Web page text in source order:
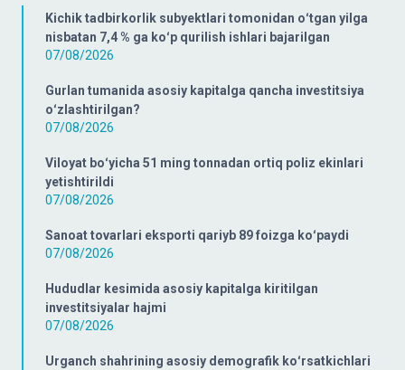
Kichik tadbirkorlik subyektlari tomonidan oʻtgan yilga
nisbatan 7,4 % ga koʻp qurilish ishlari bajarilgan
07/08/2026
Gurlan tumanida asosiy kapitalga qancha investitsiya
oʻzlashtirilgan?
07/08/2026
Viloyat boʻyicha 51 ming tonnadan ortiq poliz ekinlari
yetishtirildi
07/08/2026
Sanoat tovarlari eksporti qariyb 89 foizga koʻpaydi
07/08/2026
Hududlar kesimida asosiy kapitalga kiritilgan
investitsiyalar hajmi
07/08/2026
Urganch shahrining asosiy demografik koʻrsatkichlari